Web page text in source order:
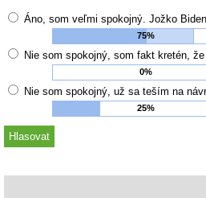
Áno, som veľmi spokojný. Jožko
75%
Nie som spokojný, som fakt kretén,
0%
Nie som spokojný, už sa teším na
25%